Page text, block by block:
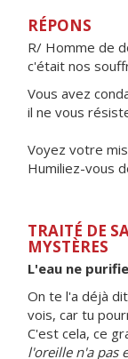
RÉPONS
R/ Homme de
c'était nos
Vous avez
il ne vous
Voyez votre
Humiliez-vous
TRAITÉ DE
MYSTÈRES
L'eau ne
On te l'a déjà
vois, car tu
C'est cela, ce
l'oreille n'a pas